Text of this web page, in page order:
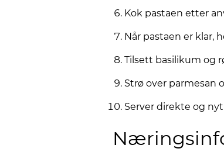
Kok pastaen etter
Når pastaen er klar,
Tilsett basilikum og
Strø over parmesan
Server direkte og